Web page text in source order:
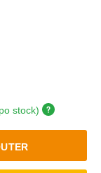
stock)